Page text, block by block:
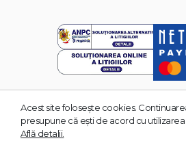
© 2026 Grupul Editorial TREI.
Acest site foloseşte cookies.
presupune că eşti de acord cu
Află detalii.